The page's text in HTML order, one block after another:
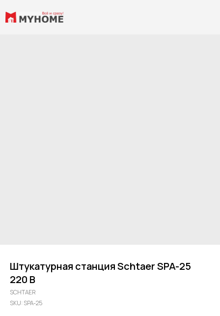
Штукатурная станция Schtaer SPA-25
220 В
SCHTAER
SKU: SPA-25